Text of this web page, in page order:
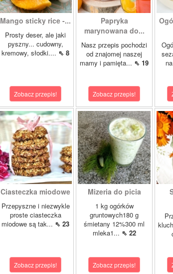
Mango sticky rice -...
Prosty deser, ale jaki
pyszny... cudowny,
kremowy, słodki.... ⇖ 8
Zobacz przepis!
Papryka
marynowana do...
Nasz przepis pochodzi
od znajomej naszej
mamy i pamięta... ⇖ 19
Zobacz przepis!
Ciasteczka miodowe
Przepyszne i niezwykle
proste ciasteczka
miodowe są tak... ⇖ 23
Zobacz przepis!
Mizeria do picia
1 kg ogórków
gruntowych180 g
śmietany 12%300 ml
mleka1... ⇖ 22
Zobacz przepis!